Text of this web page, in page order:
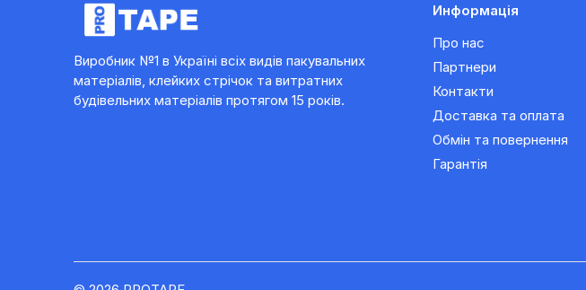
Виробник №1 в Україні всіх видів пакувальних
матеріалів, клейких стрічок та витратних
будівельних матеріалів протягом 15 років.
Информація
Про нас
Партнери
Контакти
Доставка та оплата
Обмін та повернення
Гарантія